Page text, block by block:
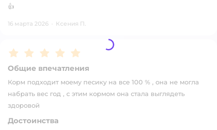
👍
16 марта 2026 · Ксения П.
Рейтинг:5
Общие впечатления
Корм подходит моему песику на все 100 % , она не могла
набрать вес год , с этим кормом она стала выглядеть
здоровой
Достоинства